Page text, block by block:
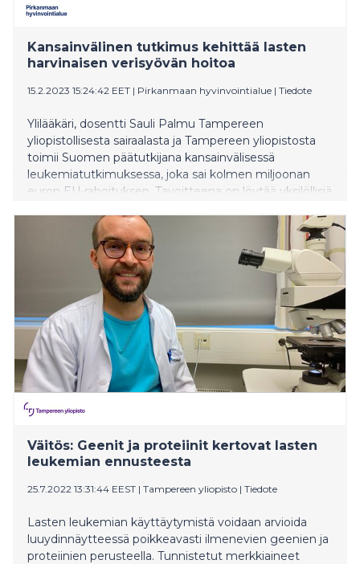
Kansainvälinen tutkimus kehittää lasten
harvinaisen verisyövän hoitoa
15.2.2023 15:24:42 EET | Pirkanmaan hyvinvointialue | Tiedote
Ylilääkäri, dosentti Sauli Palmu Tampereen
yliopistollisesta sairaalasta ja Tampereen yliopistosta
toimii Suomen päätutkijana kansainvälisessä
leukemiatutkimuksessa, joka sai kolmen miljoonan
euron EU-rahoituksen. Tavoitteena on löytää yksilöllisiä
Väitös: Geenit ja proteiinit kertovat lasten
leukemian ennusteesta
25.7.2022 13:31:44 EEST | Tampereen yliopisto | Tiedote
Lasten leukemian käyttäytymistä voidaan arvioida
luuydinnäytteessä poikkeavasti ilmenevien geenien ja
proteiinien perusteella. Tunnistetut merkkiaineet